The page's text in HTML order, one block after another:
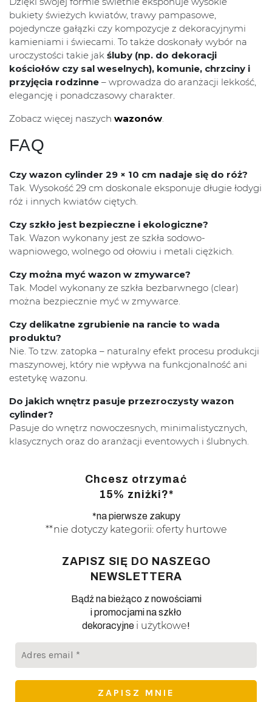
bukiety świeżych kwiatów, trawy pampasowe,
pojedyncze gałązki czy kompozycje z dekoracyjnymi
kamieniami i świecami. To także doskonały wybór na
uroczystości takie jak śluby (np. do dekoracji
kościołów czy sal weselnych), komunie, chrzciny i
przyjęcia rodzinne – wprowadza do aranżacji lekkość,
elegancję i ponadczasowy charakter.
Zobacz więcej naszych wazonów.
FAQ
Czy wazon cylinder 29 × 10 cm nadaje się do róż?
Tak. Wysokość 29 cm doskonale eksponuje długie łodygi
róż i innych kwiatów ciętych.
Czy szkło jest bezpieczne i ekologiczne?
Tak. Wazon wykonany jest ze szkła sodowo-
wapniowego, wolnego od ołowiu i metali ciężkich.
Czy można myć wazon w zmywarce?
Tak. Model wykonany ze szkła bezbarwnego (clear)
można bezpiecznie myć w zmywarce.
Czy delikatne zgrubienie na rancie to wada
produktu?
Nie. To tzw. zatopka – naturalny efekt procesu produkcji
maszynowej, który nie wpływa na funkcjonalność ani
estetykę wazonu.
Do jakich wnętrz pasuje przezroczysty wazon
cylinder?
Pasuje do wnętrz nowoczesnych, minimalistycznych,
klasycznych oraz do aranżacji eventowych i ślubnych.
Chcesz otrzymać
15% zniżki?*
*na pierwsze zakupy
**nie dotyczy kategorii: oferty hurtowe
ZAPISZ SIĘ DO NASZEGO
NEWSLETTERA
Bądź na bieżąco z nowościami
i promocjami na szkło
dekoracyjne i użytkowe!